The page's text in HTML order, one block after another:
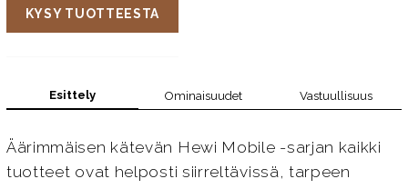
KYSY TUOTTEESTA
Esittely Ominaisuudet Vastuullisuus
Äärimmäisen kätevän Hewi Mobile -sarjan kaikki
tuotteet ovat helposti siirreltävissä, tarpeen